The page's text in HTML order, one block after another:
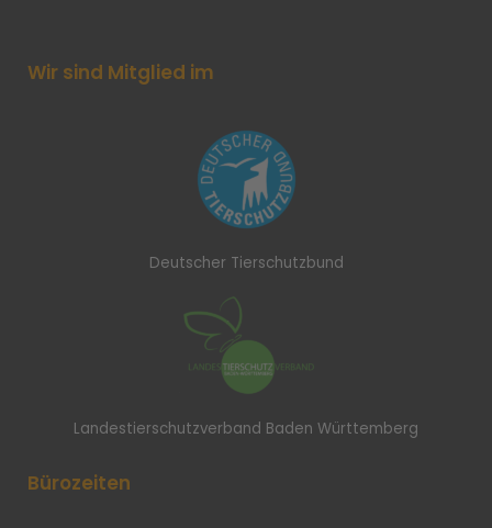
Wir sind Mitglied im
Deutscher Tierschutzbund
Landestierschutzverband Baden Württemberg
Bürozeiten